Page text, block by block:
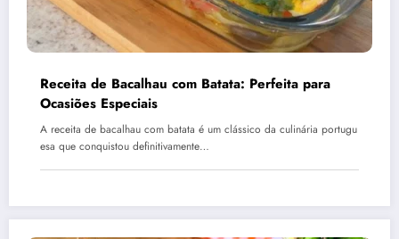
Receita de Bacalhau com Batata: Perfeita para
Ocasiões Especiais
A receita de bacalhau com batata é um clássico da culinária portugu
esa que conquistou definitivamente…